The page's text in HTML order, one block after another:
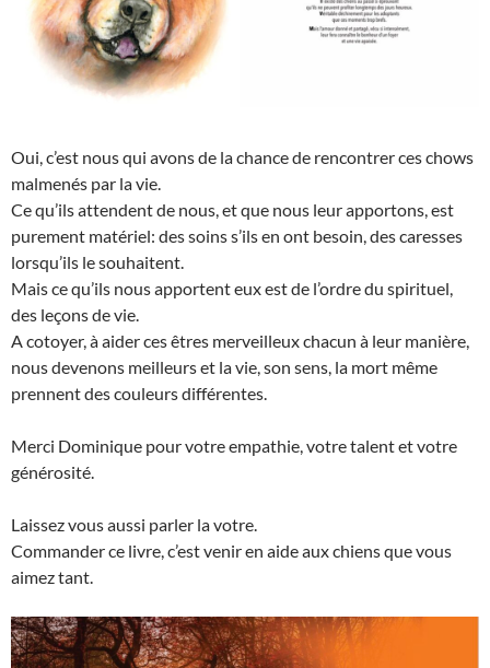
Oui, c’est nous qui avons de la chance de rencontrer ces chows
malmenés par la vie.
Ce qu’ils attendent de nous, et que nous leur apportons, est
purement matériel: des soins s’ils en ont besoin, des caresses
lorsqu’ils le souhaitent.
Mais ce qu’ils nous apportent eux est de l’ordre du spirituel,
des leçons de vie.
A cotoyer, à aider ces êtres merveilleux chacun à leur manière,
nous devenons meilleurs et la vie, son sens, la mort même
prennent des couleurs différentes.
Merci Dominique pour votre empathie, votre talent et votre
générosité.
Laissez vous aussi parler la votre.
Commander ce livre, c’est venir en aide aux chiens que vous
aimez tant.